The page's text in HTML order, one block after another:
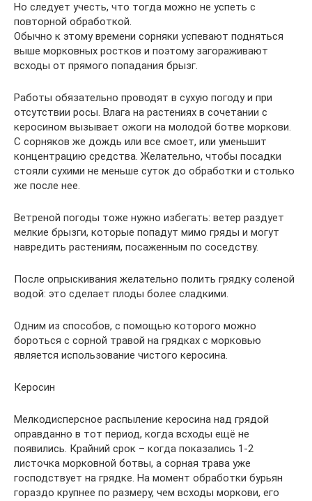
Но следует учесть, что тогда можно не успеть с
повторной обработкой.
Обычно к этому времени сорняки успевают подняться
выше морковных ростков и поэтому загораживают
всходы от прямого попадания брызг.
Работы обязательно проводят в сухую погоду и при
отсутствии росы. Влага на растениях в сочетании с
керосином вызывает ожоги на молодой ботве моркови.
С сорняков же дождь или все смоет, или уменьшит
концентрацию средства. Желательно, чтобы посадки
стояли сухими не меньше суток до обработки и столько
же после нее.
Ветреной погоды тоже нужно избегать: ветер раздует
мелкие брызги, которые попадут мимо гряды и могут
навредить растениям, посаженным по соседству.
После опрыскивания желательно полить грядку соленой
водой: это сделает плоды более сладкими.
Одним из способов, с помощью которого можно
бороться с сорной травой на грядках с морковью
является использование чистого керосина.
Керосин
Мелкодисперсное распыление керосина над грядой
оправданно в тот период, когда всходы ещё не
появились. Крайний срок – когда показались 1-2
листочка морковной ботвы, а сорная трава уже
господствует на грядке. На момент обработки бурьян
гораздо крупнее по размеру, чем всходы моркови, его